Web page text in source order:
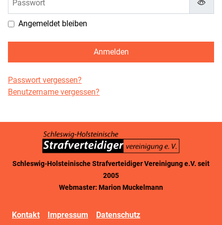
Angemeldet bleiben
Anmelden
Passwort vergessen?
Benutzername vergessen?
Schleswig-Holsteinische Strafverteidiger Vereinigung e.V. seit
2005
Webmaster: Marion Muckelmann
Kontakt Impressum Datenschutz